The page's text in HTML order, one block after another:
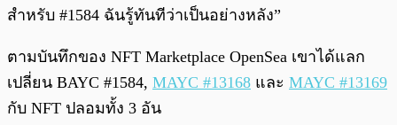
สำหรับ #1584 ฉันรู้ทันทีว่าเป็นอย่างหลัง”
ตามบันทึกของ NFT Marketplace OpenSea เขาได้แลก
เปลี่ยน BAYC #1584, MAYC #13168 และ MAYC #13169
กับ NFT ปลอมทั้ง 3 อัน